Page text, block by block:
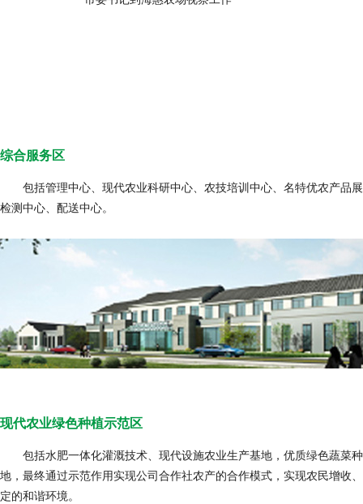
综合服务区
包括管理中心、现代农业科研中心、农技培训中心、名特优农产品
检测中心、配送中心。
现代农业绿色种植示范区
包括水肥一体化灌溉技术、现代设施农业生产基地，优质绿色蔬菜
地，最终通过示范作用实现公司合作社农产的合作模式，实现农民增收
定的和谐环境。